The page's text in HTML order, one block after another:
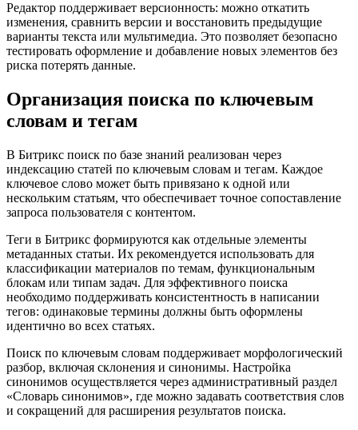
Редактор поддерживает версионность: можно откатить
изменения, сравнить версии и восстановить предыдущие
варианты текста или мультимедиа. Это позволяет безопасно
тестировать оформление и добавление новых элементов без
риска потерять данные.
Организация поиска по ключевым
словам и тегам
В Битрикс поиск по базе знаний реализован через
индексацию статей по ключевым словам и тегам. Каждое
ключевое слово может быть привязано к одной или
нескольким статьям, что обеспечивает точное сопоставление
запроса пользователя с контентом.
Теги в Битрикс формируются как отдельные элементы
метаданных статьи. Их рекомендуется использовать для
классификации материалов по темам, функциональным
блокам или типам задач. Для эффективного поиска
необходимо поддерживать консистентность в написании
тегов: одинаковые термины должны быть оформлены
идентично во всех статьях.
Поиск по ключевым словам поддерживает морфологический
разбор, включая склонения и синонимы. Настройка
синонимов осуществляется через административный раздел
«Словарь синонимов», где можно задавать соответствия слов
и сокращений для расширения результатов поиска.